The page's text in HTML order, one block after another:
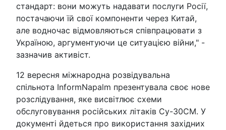
стандарт: вони можуть надавати послуги Росії,
постачаючи їй свої компоненти через Китай,
але водночас відмовляються співпрацювати з
Україною, аргументуючи це ситуацією війни," -
зазначив активіст.
12 вересня міжнародна розвідувальна
спільнота InformNapalm презентувала своє нове
розслідування, яке висвітлює схеми
обслуговування російських літаків Су-30СМ. У
документі йдеться про використання західних